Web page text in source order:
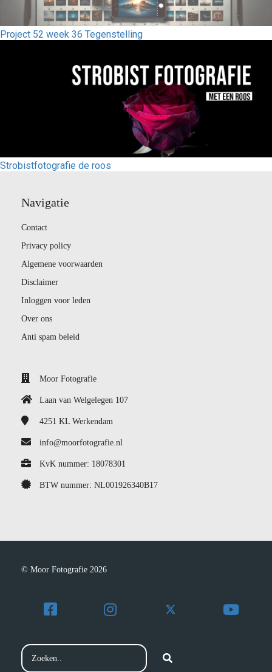
Project 52 week 36 Tegenstelling
Strobistfotografie de roos
Navigatie
Contact
Privacy policy
Algemene voorwaarden
Disclaimer
Inloggen voor leden
Over ons
Anti spam beleid
Moor Fotografie
Laan van Welgelegen 107
4251 KL Werkendam
info@moorfotografie.nl
KvK nummer: 18078301
BTW nummer: NL001926340B17
© Moor Fotografie 2026